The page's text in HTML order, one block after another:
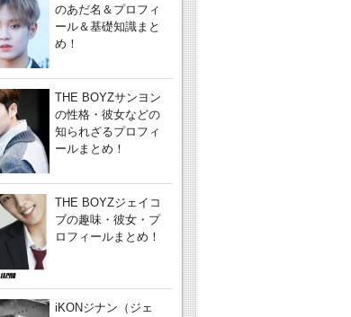
のあだ名＆プロフィ
ール＆基礎知識まと
め！
THE BOYZサンヨン
の性格・彼女などの
知られざるプロフィ
ールまとめ！
THE BOYZジェイコ
ブの趣味・彼女・プ
ロフィールまとめ！
iKONジナン（ジェ